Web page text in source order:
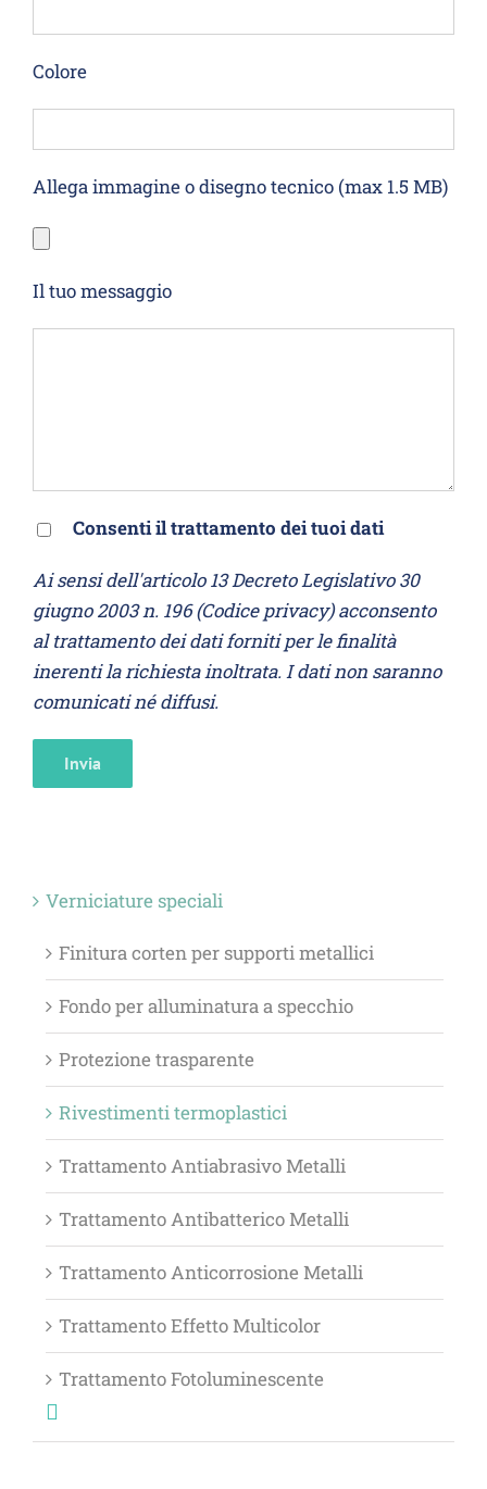
Colore
Allega immagine o disegno tecnico (max 1.5 MB)
Il tuo messaggio
Consenti il trattamento dei tuoi dati
Ai sensi dell'articolo 13 Decreto Legislativo 30
giugno 2003 n. 196 (Codice privacy) acconsento
al trattamento dei dati forniti per le finalità
inerenti la richiesta inoltrata. I dati non saranno
comunicati né diffusi.
Verniciature speciali
Finitura corten per supporti metallici
Fondo per alluminatura a specchio
Protezione trasparente
Rivestimenti termoplastici
Trattamento Antiabrasivo Metalli
Trattamento Antibatterico Metalli
Trattamento Anticorrosione Metalli
Trattamento Effetto Multicolor
Trattamento Fotoluminescente